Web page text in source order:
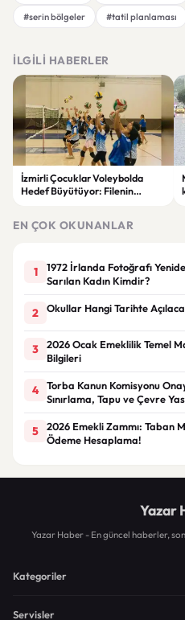
#serin bölgeler
#tatil planlaması
İLGILI HABERLER
İzmirli Çocuklar Voleybolda
Hedef Büyütüyor: Filenin
EN ÇOK OKUNANLAR
1
1972 İrlanda Fotoğrafı
Sarılan Kadın Kimdir?
2 Okullar Hangi Tarihte
3
2026 Ocak Emeklilik Temel
Bilgileri
4
Torba Kanun Komisyonu
Sınırlama, Tapu ve Çevre
5
2026 Emekli Zammı: Taban
Ödeme Hesaplama!
Yazar
Yazar Haber - En güncel haberler,
Kategoriler
Servisler